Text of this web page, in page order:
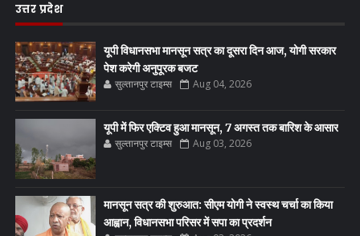
उत्तर प्रदेश
यूपी विधानसभा मानसून सत्र का दूसरा दिन आज, योगी सरकार
पेश करेगी अनुपूरक बजट
सुल्तानपुर टाइम्स Aug 04, 2026
यूपी में फिर एक्टिव हुआ मानसून, 7 अगस्त तक बारिश के आसार
सुल्तानपुर टाइम्स Aug 03, 2026
मानसून सत्र की शुरुआत: सीएम योगी ने स्वस्थ चर्चा का किया
आह्वान, विधानसभा परिसर में सपा का प्रदर्शन